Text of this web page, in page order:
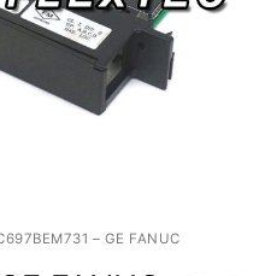
– GE FANUC